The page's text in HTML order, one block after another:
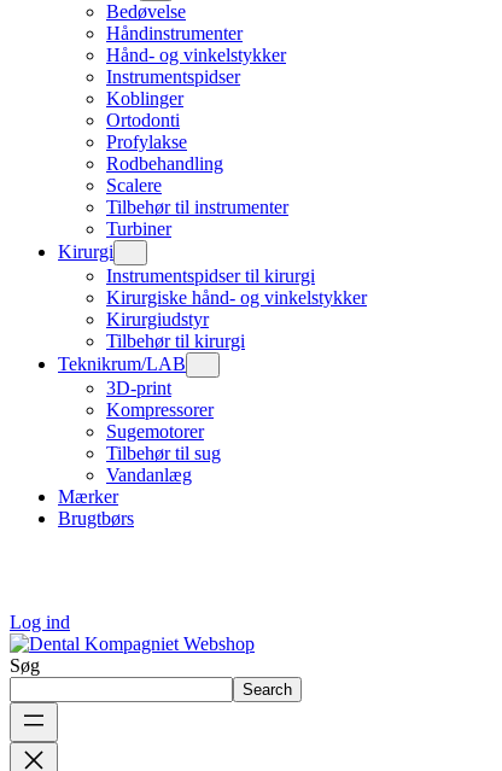
Bedøvelse
Håndinstrumenter
Hånd- og vinkelstykker
Instrumentspidser
Koblinger
Ortodonti
Profylakse
Rodbehandling
Scalere
Tilbehør til instrumenter
Turbiner
Kirurgi
Instrumentspidser til kirurgi
Kirurgiske hånd- og vinkelstykker
Kirurgiudstyr
Tilbehør til kirurgi
Teknikrum/LAB
3D-print
Kompressorer
Sugemotorer
Tilbehør til sug
Vandanlæg
Mærker
Brugtbørs
Log ind
Søg
Search